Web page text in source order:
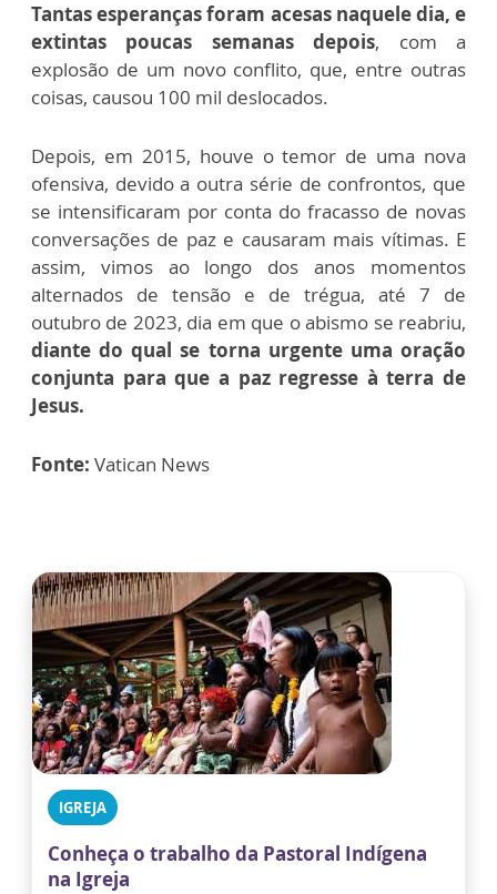
Tantas esperanças foram acesas naquele dia, e
extintas poucas semanas depois, com a
explosão de um novo conflito, que, entre outras
coisas, causou 100 mil deslocados.
Depois, em 2015, houve o temor de uma nova
ofensiva, devido a outra série de confrontos, que
se intensificaram por conta do fracasso de novas
conversações de paz e causaram mais vítimas. E
assim, vimos ao longo dos anos momentos
alternados de tensão e de trégua, até 7 de
outubro de 2023, dia em que o abismo se reabriu,
diante do qual se torna urgente uma oração
conjunta para que a paz regresse à terra de
Jesus.
Fonte: Vatican News
IGREJA
Conheça o trabalho da Pastoral Indígena
na Igreja